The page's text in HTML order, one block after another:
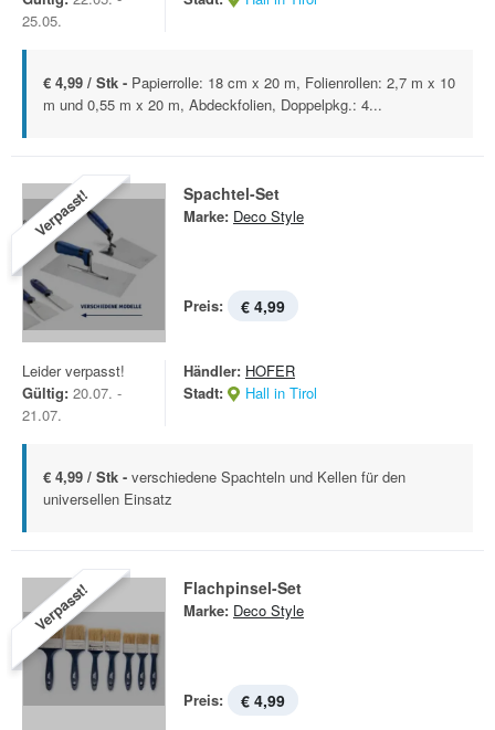
25.05.
€ 4,99 / Stk - Papierrolle: 18 cm x 20 m, Folienrollen: 2,7 m x 10
m und 0,55 m x 20 m, Abdeckfolien, Doppelpkg.: 4...
Verpasst! Spachtel-Set
Marke: Deco Style
Preis: € 4,99
Leider verpasst!
Gültig: 20.07. -
21.07.
Händler: HOFER
Stadt:
Hall in Tirol
€ 4,99 / Stk - verschiedene Spachteln und Kellen für den
universellen Einsatz
Verpasst! Flachpinsel-Set
Marke: Deco Style
Preis: € 4,99